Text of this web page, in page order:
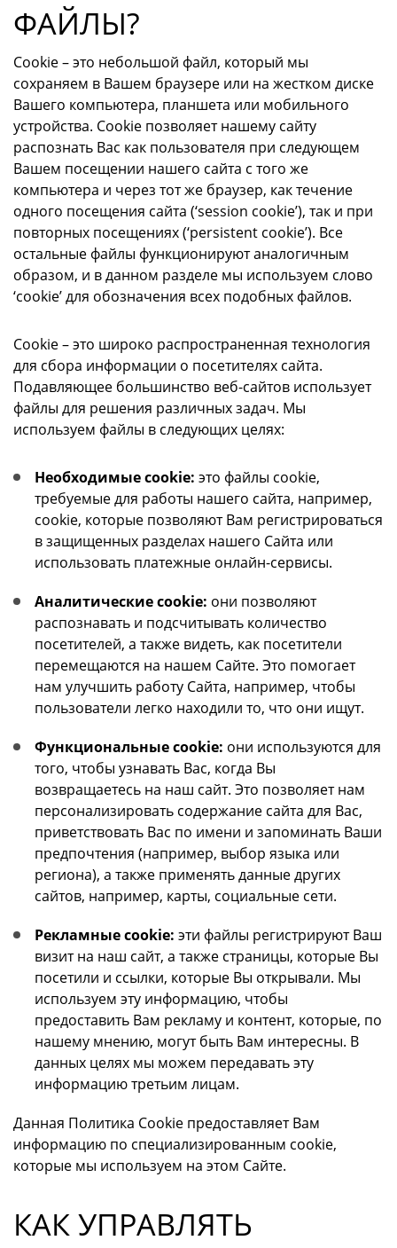
ФАЙЛЫ?
Cookie – это небольшой файл, который мы
сохраняем в Вашем браузере или на жестком диске
Вашего компьютера, планшета или мобильного
устройства. Cookie позволяет нашему сайту
распознать Вас как пользователя при следующем
Вашем посещении нашего сайта с того же
компьютера и через тот же браузер, как течение
одного посещения сайта (‘session cookie’), так и при
повторных посещениях (‘persistent cookie’). Все
остальные файлы функционируют аналогичным
образом, и в данном разделе мы используем слово
‘cookie’ для обозначения всех подобных файлов.
Cookie – это широко распространенная технология
для сбора информации о посетителях сайта.
Подавляющее большинство веб-сайтов использует
файлы для решения различных задач. Мы
используем файлы в следующих целях:
Необходимые cookie: это файлы cookie,
требуемые для работы нашего сайта, например,
cookie, которые позволяют Вам регистрироваться
в защищенных разделах нашего Сайта или
использовать платежные онлайн-сервисы.
Аналитические cookie: они позволяют
распознавать и подсчитывать количество
посетителей, а также видеть, как посетители
перемещаются на нашем Сайте. Это помогает
нам улучшить работу Сайта, например, чтобы
пользователи легко находили то, что они ищут.
Функциональные cookie: они используются для
того, чтобы узнавать Вас, когда Вы
возвращаетесь на наш сайт. Это позволяет нам
персонализировать содержание сайта для Вас,
приветствовать Вас по имени и запоминать Ваши
предпочтения (например, выбор языка или
региона), а также применять данные других
сайтов, например, карты, социальные сети.
Рекламные cookie: эти файлы регистрируют Ваш
визит на наш сайт, а также страницы, которые Вы
посетили и ссылки, которые Вы открывали. Мы
используем эту информацию, чтобы
предоставить Вам рекламу и контент, которые, по
нашему мнению, могут быть Вам интересны. В
данных целях мы можем передавать эту
информацию третьим лицам.
Данная Политика Cookie предоставляет Вам
информацию по специализированным cookie,
которые мы используем на этом Сайте.
КАК УПРАВЛЯТЬ